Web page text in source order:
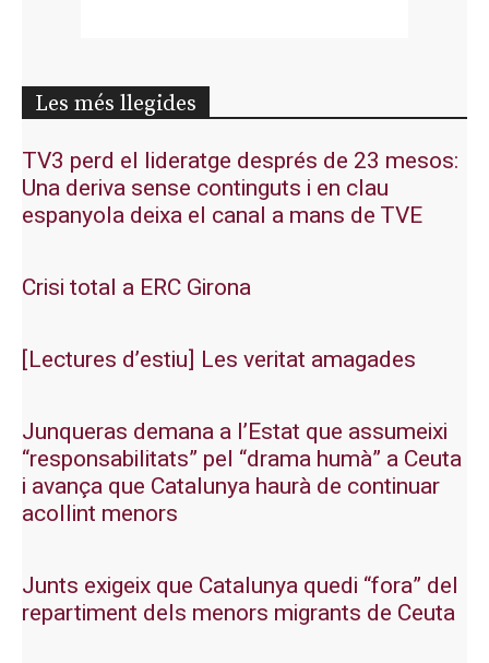
Les més llegides
TV3 perd el lideratge després de 23 mesos:
Una deriva sense continguts i en clau
espanyola deixa el canal a mans de TVE
Crisi total a ERC Girona
[Lectures d’estiu] Les veritat amagades
Junqueras demana a l’Estat que assumeixi
“responsabilitats” pel “drama humà” a Ceuta
i avança que Catalunya haurà de continuar
acollint menors
Junts exigeix que Catalunya quedi “fora” del
repartiment dels menors migrants de Ceuta